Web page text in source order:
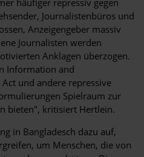
Journalistenbüros und
Anzeigengeber massiv
Journalisten werden
Anklagen überzogen.
Information and
und andere repressive
Spielraum zur
bieten", kritisiert Hertlein.
in Bangladesch dazu auf,
um Menschen, die von